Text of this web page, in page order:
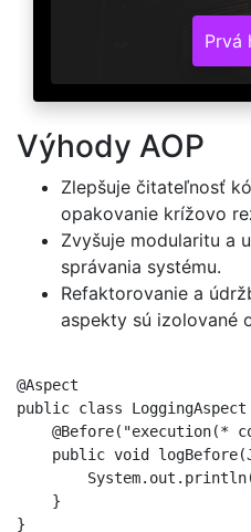
Prvá
Výhody AOP
Zlepšuje čitateľnosť
opakovanie krížovo
Zvyšuje modularitu a
správania systému.
Refaktorovanie a
aspekty sú izolované
@Aspect
public class
@Before("execution(*
public void
    }
}